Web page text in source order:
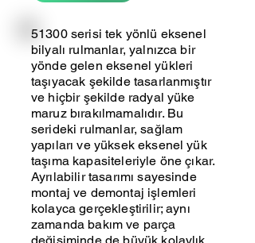
51300 serisi tek yönlü eksenel
bilyalı rulmanlar, yalnızca bir
yönde gelen eksenel yükleri
taşıyacak şekilde tasarlanmıştır
ve hiçbir şekilde radyal yüke
maruz bırakılmamalıdır. Bu
serideki rulmanlar, sağlam
yapıları ve yüksek eksenel yük
taşıma kapasiteleriyle öne çıkar.
Ayrılabilir tasarımı sayesinde
montaj ve demontaj işlemleri
kolayca gerçekleştirilir; aynı
zamanda bakım ve parça